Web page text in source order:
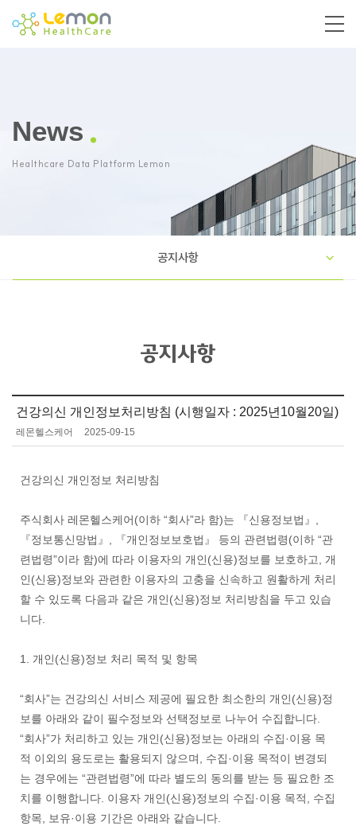
News
Healthcare Data Platform Lemon
공지사항
공지사항
건강의신 개인정보처리방침 (시행일자 : 2025년10월20일)
레몬헬스케어 2025-09-15
건강의신 개인정보 처리방침
주식회사 레몬헬스케어(이하 “회사”라 함)는 『신용정보법』,
『정보통신망법』, 『개인정보보호법』 등의 관련법령(이하 “관
련법령”이라 함)에 따라 이용자의 개인(신용)정보를 보호하고, 개
인(신용)정보와 관련한 이용자의 고충을 신속하고 원활하게 처리
할 수 있도록 다음과 같은 개인(신용)정보 처리방침을 두고 있습
니다.
1. 개인(신용)정보 처리 목적 및 항목
“회사”는 건강의신 서비스 제공에 필요한 최소한의 개인(신용)정
보를 아래와 같이 필수정보와 선택정보로 나누어 수집합니다.
“회사”가 처리하고 있는 개인(신용)정보는 아래의 수집·이용 목
적 이외의 용도로는 활용되지 않으며, 수집·이용 목적이 변경되
는 경우에는 “관련법령”에 따라 별도의 동의를 받는 등 필요한 조
치를 이행합니다. 이용자 개인(신용)정보의 수집·이용 목적, 수집
항목, 보유·이용 기간은 아래와 같습니다.